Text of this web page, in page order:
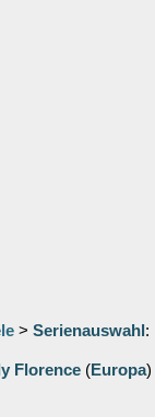
> Serienauswahl :
Florence (Europa)